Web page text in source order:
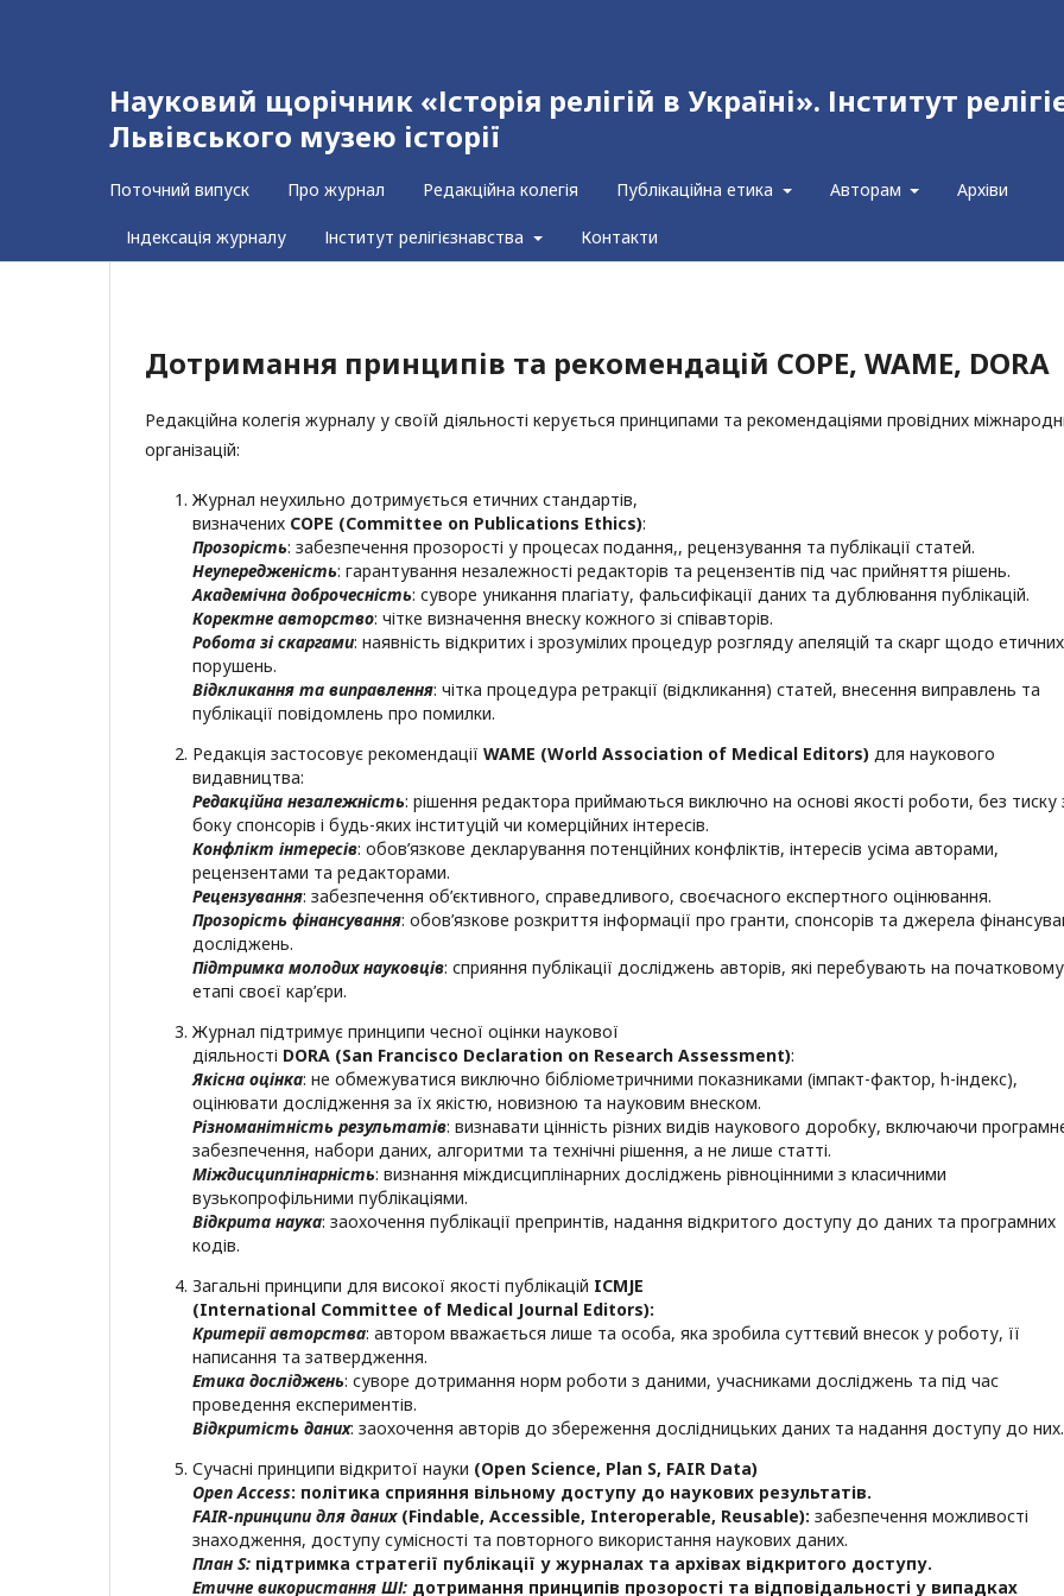
Науковий щорічник «Історія релігій в Україні». Інститут
Львівського музею історії
Поточний випуск Про журнал Редакційна колегія Публікаційна етика Авторам Архіви
Індексація журналу Інститут релігієзнавства Контакти
Дотримання принципів та рекомендацій COPE, WAME, DORA
Редакційна колегія журналу у своїй діяльності керується принципами та рекомендаціями провідних
організацій:
Журнал неухильно дотримується етичних стандартів,
визначених COPE (Committee on Publications Ethics):
Прозорість: забезпечення прозорості у процесах подання,, рецензування та публікації статей.
Неупередженість: гарантування незалежності редакторів та рецензентів під час прийняття рішень.
Академічна доброчесність: суворе уникання плагіату, фальсифікації даних та дублювання публікацій.
Коректне авторство: чітке визначення внеску кожного зі співавторів.
Робота зі скаргами: наявність відкритих і зрозумілих процедур розгляду апеляцій та скарг щодо етичних
порушень.
Відкликання та виправлення: чітка процедура ретракції (відкликання) статей, внесення виправлень та
публікації повідомлень про помилки.
Редакція застосовує рекомендації WAME (World Association of Medical Editors) для наукового
видавництва:
Редакційна незалежність: рішення редактора приймаються виключно на основі якості роботи, без тиску
боку спонсорів і будь-яких інституцій чи комерційних інтересів.
Конфлікт інтересів: обов’язкове декларування потенційних конфліктів, інтересів усіма авторами,
рецензентами та редакторами.
Рецензування: забезпечення об’єктивного, справедливого, своєчасного експертного оцінювання.
Прозорість фінансування: обов’язкове розкриття інформації про гранти, спонсорів та джерела
досліджень.
Підтримка молодих науковців: сприяння публікації досліджень авторів, які перебувають на початковому
етапі своєї кар’єри.
Журнал підтримує принципи чесної оцінки наукової
діяльності DORA (San Francisco Declaration on Research Assessment):
Якісна оцінка: не обмежуватися виключно бібліометричними показниками (імпакт-фактор, h-індекс),
оцінювати дослідження за їх якістю, новизною та науковим внеском.
Різноманітність результатів: визнавати цінність різних видів наукового доробку, включаючи
забезпечення, набори даних, алгоритми та технічні рішення, а не лише статті.
Міждисциплінарність: визнання міждисциплінарних досліджень рівноцінними з класичними
вузькопрофільними публікаціями.
Відкрита наука: заохочення публікації препринтів, надання відкритого доступу до даних та програмних
кодів.
Загальні принципи для високої якості публікацій ICMJE
(International Committee of Medical Journal Editors):
Критерії авторства: автором вважається лише та особа, яка зробила суттєвий внесок у роботу, її
написання та затвердження.
Етика досліджень: суворе дотримання норм роботи з даними, учасниками досліджень та під час
проведення експериментів.
Відкритість даних: заохочення авторів до збереження дослідницьких даних та надання доступу до них.
Сучасні принципи відкритої науки (Open Science, Plan S, FAIR Data)
Open Access: політика сприяння вільному доступу до наукових результатів.
FAIR-принципи для даних(Findable, Accessible, Interoperable, Reusable): забезпечення можливості
знаходження, доступу сумісності та повторного використання наукових даних.
План S: підтримка стратегії публікації у журналах та архівах відкритого доступу.
Етичне використання ШІ: дотримання принципів прозорості та відповідальності у випадках